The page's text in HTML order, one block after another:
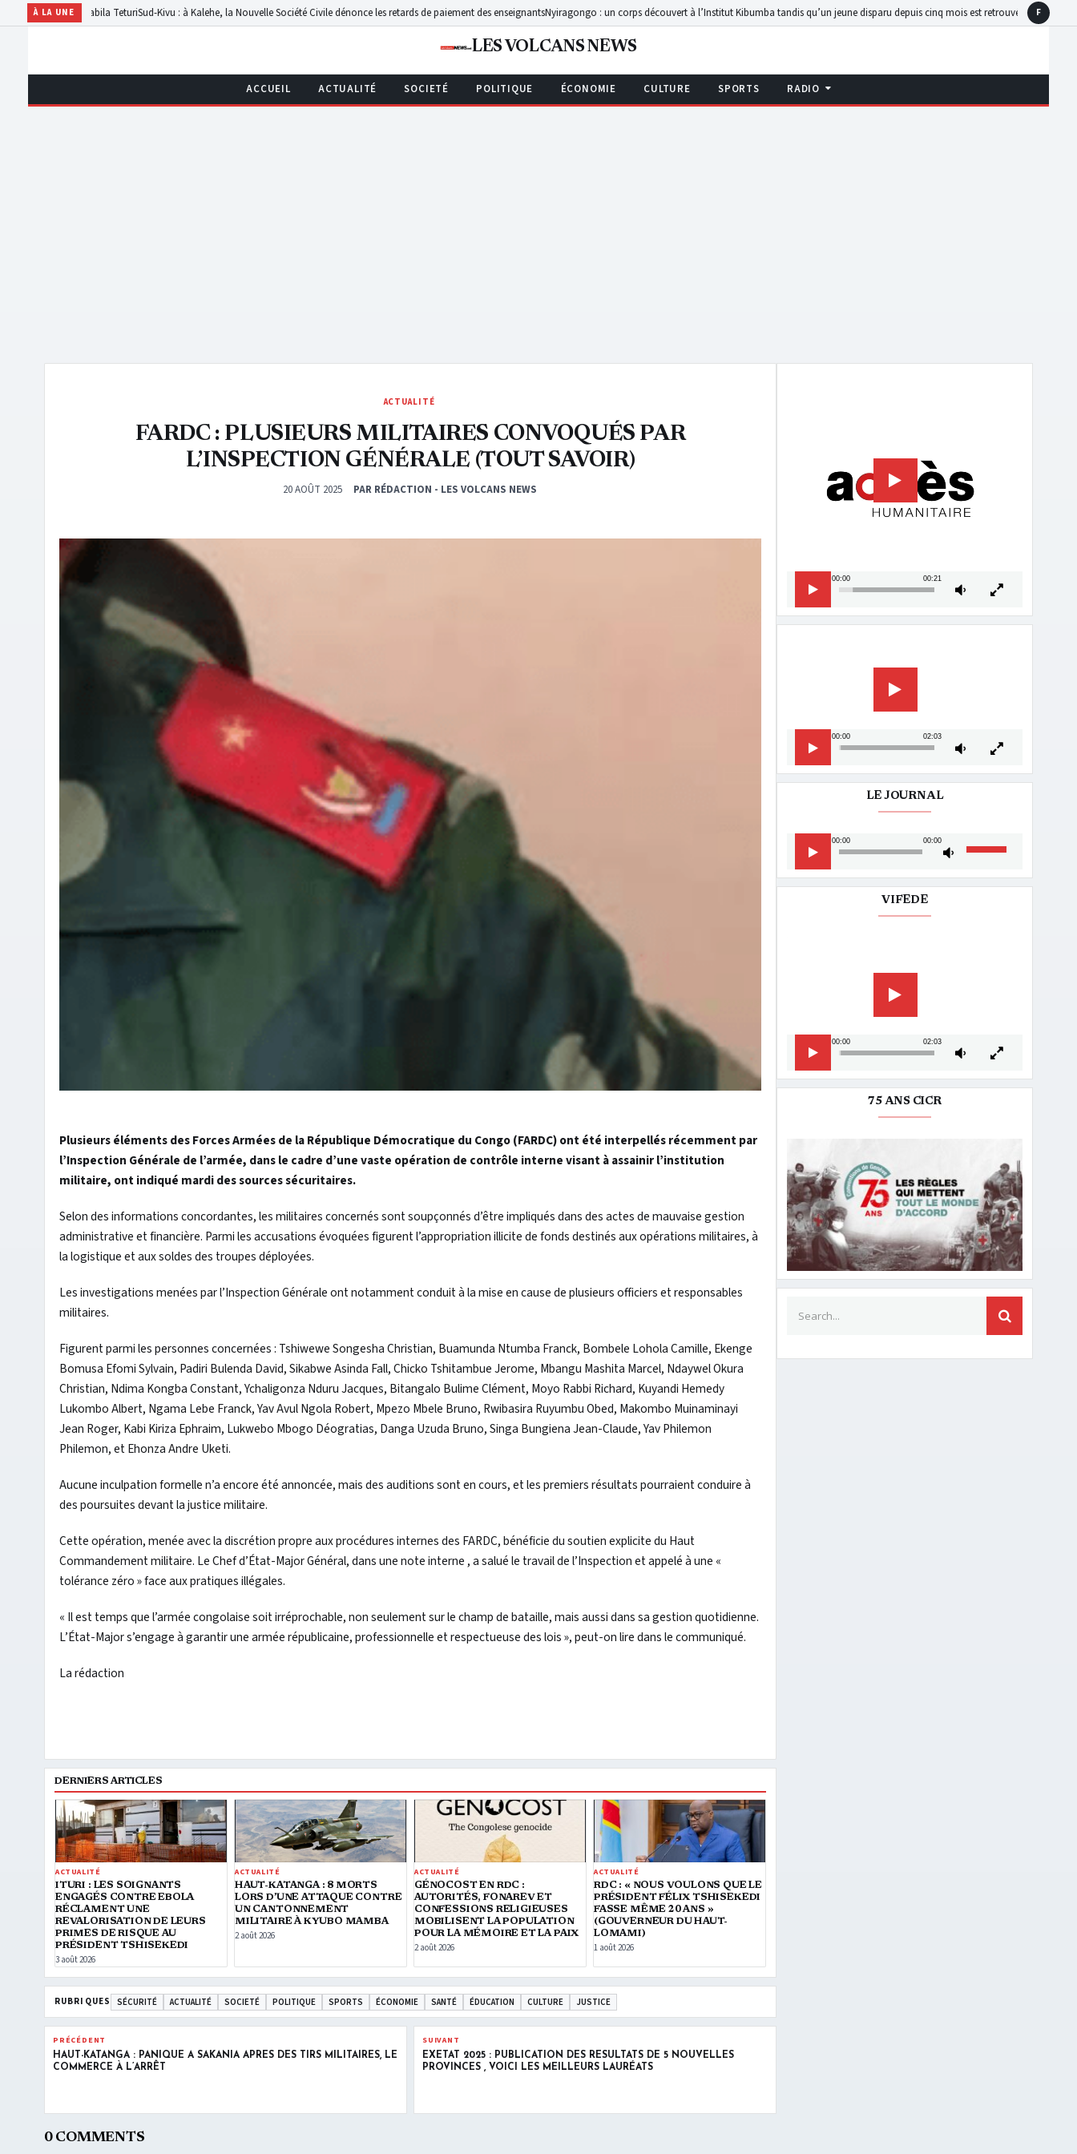
À LA UNE
Babila TeturiSud-Kivu : à Kalehe, la Nouvelle Société Civile dénonce les retards de paiement des enseignantsNyiragongo : un corps découvert à l’Institut Kibumba tandis qu’un jeune disparu depuis cinq mois est retrouvé en détentionWalikale :
F
ACCUEIL ACTUALITÉ SOCIETÉ POLITIQUE ÉCONOMIE CULTURE SPORTS RADIO
LES VOLCANS NEWS
ACTUALITÉ
FARDC : PLUSIEURS MILITAIRES CONVOQUÉS PAR
L’INSPECTION GÉNÉRALE (TOUT SAVOIR)
20 AOÛT 2025 PAR RÉDACTION - LES VOLCANS NEWS
Plusieurs éléments des Forces Armées de la République Démocratique du Congo (FARDC) ont été interpellés récemment par
l’Inspection Générale de l’armée, dans le cadre d’une vaste opération de contrôle interne visant à assainir l’institution
militaire, ont indiqué mardi des sources sécuritaires.
Selon des informations concordantes, les militaires concernés sont soupçonnés d’être impliqués dans des actes de mauvaise gestion
administrative et financière. Parmi les accusations évoquées figurent l’appropriation illicite de fonds destinés aux opérations militaires, à
la logistique et aux soldes des troupes déployées.
Les investigations menées par l’Inspection Générale ont notamment conduit à la mise en cause de plusieurs officiers et responsables
militaires.
Figurent parmi les personnes concernées : Tshiwewe Songesha Christian, Buamunda Ntumba Franck, Bombele Lohola Camille, Ekenge
Bomusa Efomi Sylvain, Padiri Bulenda David, Sikabwe Asinda Fall, Chicko Tshitambue Jerome, Mbangu Mashita Marcel, Ndaywel Okura
Christian, Ndima Kongba Constant, Ychaligonza Nduru Jacques, Bitangalo Bulime Clément, Moyo Rabbi Richard, Kuyandi Hemedy
Lukombo Albert, Ngama Lebe Franck, Yav Avul Ngola Robert, Mpezo Mbele Bruno, Rwibasira Ruyumbu Obed, Makombo Muinaminayi
Jean Roger, Kabi Kiriza Ephraim, Lukwebo Mbogo Déogratias, Danga Uzuda Bruno, Singa Bungiena Jean-Claude, Yav Philemon
Philemon, et Ehonza Andre Uketi.
Aucune inculpation formelle n’a encore été annoncée, mais des auditions sont en cours, et les premiers résultats pourraient conduire à
des poursuites devant la justice militaire.
Cette opération, menée avec la discrétion propre aux procédures internes des FARDC, bénéficie du soutien explicite du Haut
Commandement militaire. Le Chef d’État-Major Général, dans une note interne , a salué le travail de l’Inspection et appelé à une «
tolérance zéro » face aux pratiques illégales.
« Il est temps que l’armée congolaise soit irréprochable, non seulement sur le champ de bataille, mais aussi dans sa gestion quotidienne.
L’État-Major s’engage à garantir une armée républicaine, professionnelle et respectueuse des lois », peut-on lire dans le communiqué.
La rédaction
DERNIERS ARTICLES
ACTUALITÉ
ITURI : LES SOIGNANTS
ENGAGÉS CONTRE EBOLA
RÉCLAMENT UNE
REVALORISATION DE LEURS
PRIMES DE RISQUE AU
PRÉSIDENT TSHISEKEDI
3 août 2026
ACTUALITÉ
HAUT-KATANGA : 8 MORTS
LORS D’UNE ATTAQUE CONTRE
UN CANTONNEMENT
MILITAIRE À KYUBO MAMBA
2 août 2026
ACTUALITÉ
GÉNOCOST EN RDC :
AUTORITÉS, FONAREV ET
CONFESSIONS RELIGIEUSES
MOBILISENT LA POPULATION
POUR LA MÉMOIRE ET LA PAIX
2 août 2026
ACTUALITÉ
RDC : « NOUS VOULONS QUE LE
PRÉSIDENT FÉLIX TSHISEKEDI
FASSE MÊME 20 ANS »
(GOUVERNEUR DU HAUT-
LOMAMI)
1 août 2026
RUBRIQUES SÉCURITÉ ACTUALITÉ SOCIETÉ POLITIQUE SPORTS ÉCONOMIE SANTÉ ÉDUCATION CULTURE JUSTICE
PRÉCÉDENT
HAUT-KATANGA : PANIQUE À SAKANIA APRÈS DES TIRS MILITAIRES, LE
COMMERCE À L’ARRÊT
SUIVANT
EXETAT 2025 : PUBLICATION DES RÉSULTATS DE 5 NOUVELLES
PROVINCES , VOICI LES MEILLEURS LAURÉATS
0 COMMENTS
00:00 00:21
00:00 02:03
LE JOURNAL
audio
00:00 00:00
flèches
VIFEDE
00:00 02:03
75 ANS CICR